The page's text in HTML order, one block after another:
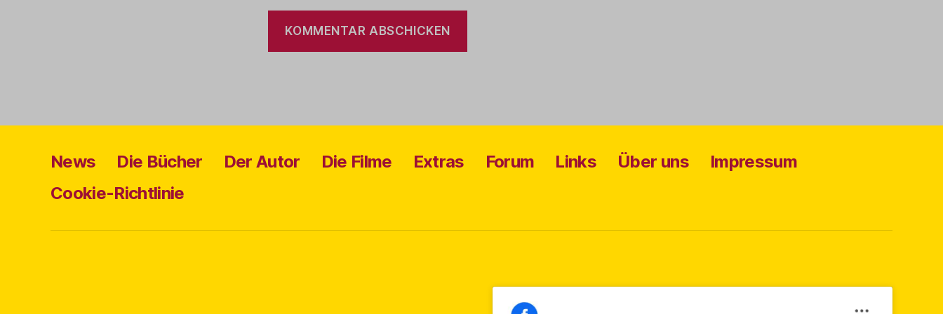
News Die Bücher Der Autor Die Filme Extras Forum Links Über uns
Impressum
Cookie-Richtlinie